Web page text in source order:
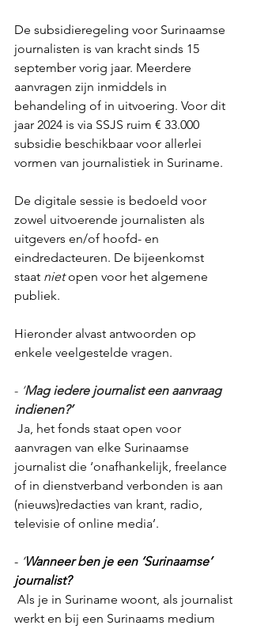
De subsidieregeling voor Surinaamse
journalisten is van kracht sinds 15
september vorig jaar. Meerdere
aanvragen zijn inmiddels in
behandeling of in uitvoering. Voor dit
jaar 2024 is via SSJS ruim € 33.000
subsidie beschikbaar voor allerlei
vormen van journalistiek in Suriname.
De digitale sessie is bedoeld voor
zowel uitvoerende journalisten als
uitgevers en/of hoofd- en
eindredacteuren. De bijeenkomst
staat niet open voor het algemene
publiek.
Hieronder alvast antwoorden op
enkele veelgestelde vragen.
- ‘Mag iedere journalist een aanvraag
indienen?’
Ja, het fonds staat open voor
aanvragen van elke Surinaamse
journalist die ‘onafhankelijk, freelance
of in dienstverband verbonden is aan
(nieuws)redacties van krant, radio,
televisie of online media’.
- ‘Wanneer ben je een ‘Surinaamse’
journalist?
Als je in Suriname woont, als journalist
werkt en bij een Surinaams medium